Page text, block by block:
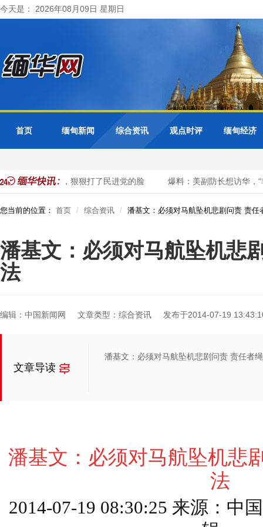
今天是： 2026年08月09日 星期日
首页 缅甸新闻 综合资讯 观点时评 缅甸经济
陆行“未失联”，狠狠打了民进党的脸 爆料：美副防长想访华，“非
您当前的位置： 首页 综合资讯 潘基文：必须对马航坠机悲剧问责 责任
潘基文：必须对马航坠机悲
法
编辑：中国新闻网 文章类型：综合资讯 发布于2014-07-19
文章导读
潘基文：必须对马航坠机悲剧问责 责任者
潘基文：必须对马航坠机悲
法
2014-07-19 08:30:25 来源：中